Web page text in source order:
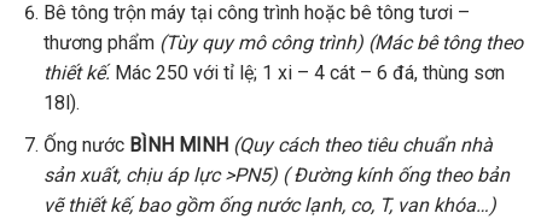
Bê tông trộn máy tại công trình hoặc bê tông tươi –
thương phẩm (Tùy quy mô công trình) (Mác bê tông theo
thiết kế.Mác 250 với tỉ lệ; 1 xi – 4 cát – 6 đá, thùng sơn
18l).
Ống nước BÌNH MINH (Quy cách theo tiêu chuẩn nhà
sản xuất, chịu áp lực >PN5) ( Đường kính ống theo bản
vẽ thiết kế, bao gồm ống nước lạnh, co, T, van khóa…)